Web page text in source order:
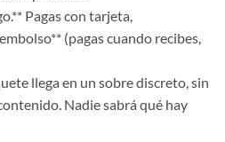
Pagas con tarjeta,
(pagas cuando recibes,
llega en un sobre discreto, sin
Nadie sabrá qué hay